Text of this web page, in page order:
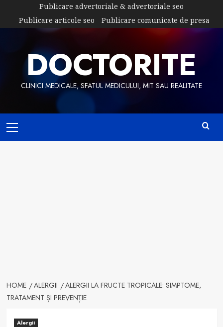
content
Publicare advertoriale & advertoriale seo
Publicare articole seo
Publicare comunicate de presa
DOCTORITE
CLINICI MEDICALE, SFATUL MEDICULUI, MIT SAU REALITATE
Menu
HOME ALERGII
ALERGII LA FRUCTE TROPICALE: SIMPTOME,
TRATAMENT ȘI PREVENȚIE
Alergii